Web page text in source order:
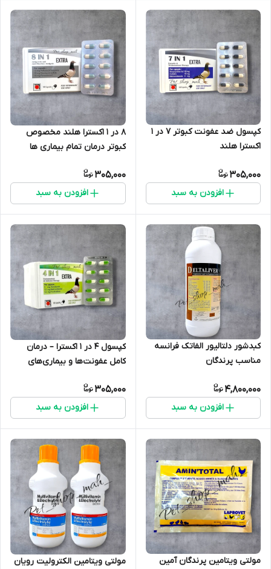
کپسول ضد عفونت کبوتر 7 در 1
اکسترا هلند
305,000
افزودن به سبد
8 در 1 اکسترا هلند مخصوص
کبوتر درمان تمام بیماری ها
305,000
افزودن به سبد
کبدشور دلتالیور الفاتک فرانسه
مناسب پرندگان
4,800,000
افزودن به سبد
کپسول 4 در 1 اکسترا – درمان
کامل عفونت‌ها و بیماری‌های
305,000
افزودن به سبد
مولتی ویتامین پرندگان آمین مولتی ویتامین الکترولیت رویان